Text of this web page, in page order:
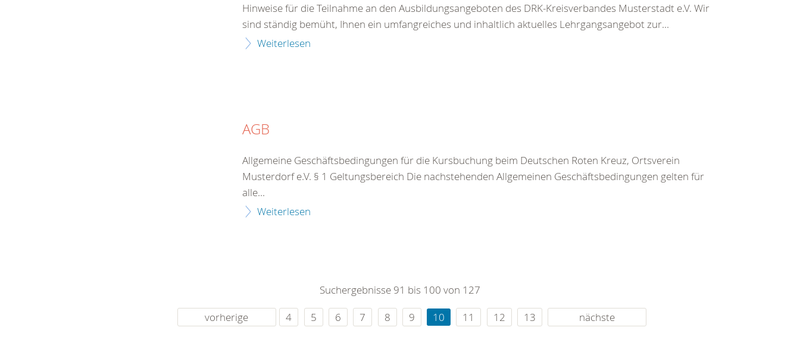
Hinweise für die Teilnahme an den Ausbildungsangeboten des DRK-Kreisverbandes Musterstadt e.V. Wir
sind ständig bemüht, Ihnen ein umfangreiches und inhaltlich aktuelles Lehrgangsangebot zur...
Weiterlesen
AGB
Allgemeine Geschäftsbedingungen für die Kursbuchung beim Deutschen Roten Kreuz, Ortsverein
Musterdorf e.V. § 1 Geltungsbereich Die nachstehenden Allgemeinen Geschäftsbedingungen gelten für
alle...
Weiterlesen
Suchergebnisse 91 bis 100 von 127
vorherige
4 5 6 7 8 9 10 11 12 13 nächste